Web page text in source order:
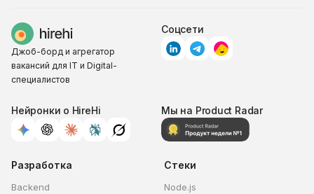
Джоб-борд и агрегатор
вакансий для IT и Digital-
специалистов
Соцсети
Нейронки о HireHi Мы на Product Radar
Разработка
Backend
Стеки
Node.js